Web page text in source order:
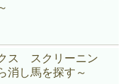
ス スクリーニン
し馬を探す～